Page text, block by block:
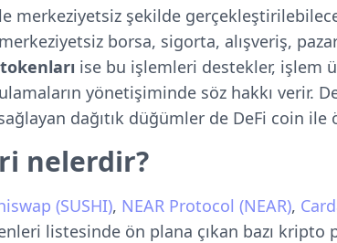
merkeziyetsiz şekilde
borsa, sigorta, alışveriş,
ise bu işlemleri destekler, işlem
yönetişiminde söz hakkı verir.
dağıtık düğümler de DeFi coin ile
nelerdir?
(SUSHI), NEAR Protocol (NEAR),
listesinde ön plana çıkan bazı